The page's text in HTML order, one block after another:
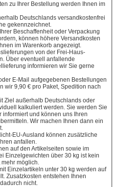
zu Ihrer Bestellung werden Ihnen im
Deutschlands versandkostenfrei
gekennzeichnet.
Beschaffenheit oder Verpackung
können höhere Versandkosten
im Warenkorb angezeigt.
von der Frei-Haus-
Über eventuell anfallende
informieren wir Sie gerne
E-Mail aufgegebenen Bestellungen
wir 9,90 € pro Paket, Spedition nach
Ziel außerhalb Deutschlands oder
kalkuliert werden. Sie werden Sie
informiert und können uns Ihren
Wir machen Ihnen dann ein
EU-Ausland können zusätzliche
anfallen.
auf den Artikelseiten sowie im
Einzelgewichten über 30 kg ist kein
möglich.
Einzelartikeln unter 30 kg werden auf
Zusatzkosten entstehen Ihnen
nicht.